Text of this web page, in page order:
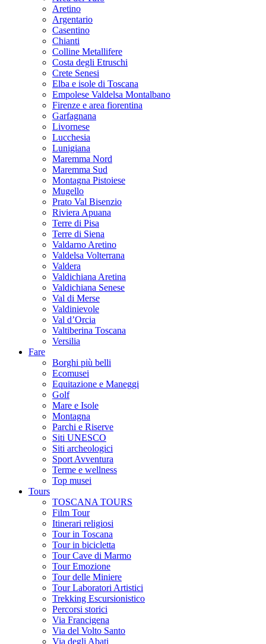
Aretino
Argentario
Casentino
Chianti
Colline Metallifere
Costa degli Etruschi
Crete Senesi
Elba e isole di Toscana
Empolese Valdelsa Montalbano
Firenze e area fiorentina
Garfagnana
Livornese
Lucchesia
Lunigiana
Maremma Nord
Maremma Sud
Montagna Pistoiese
Mugello
Prato Val Bisenzio
Riviera Apuana
Terre di Pisa
Terre di Siena
Valdarno Aretino
Valdelsa Volterrana
Valdera
Valdichiana Aretina
Valdichiana Senese
Val di Merse
Valdinievole
Val d’Orcia
Valtiberina Toscana
Versilia
Fare
Borghi più belli
Ecomusei
Equitazione e Maneggi
Golf
Mare e Isole
Montagna
Parchi e Riserve
Siti UNESCO
Siti archeologici
Sport Avventura
Terme e wellness
Top musei
Tours
TOSCANA TOURS
Film Tour
Itinerari religiosi
Tour in Toscana
Tour in bicicletta
Tour Cave di Marmo
Tour Emozione
Tour delle Miniere
Tour Laboratori Artistici
Trekking Escursionistico
Percorsi storici
Via Francigena
Via del Volto Santo
Via degli Abati